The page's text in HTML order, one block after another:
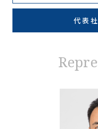
代表